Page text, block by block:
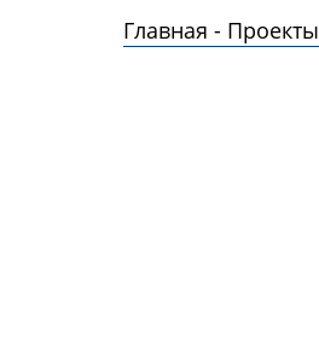
Главная - Проекты